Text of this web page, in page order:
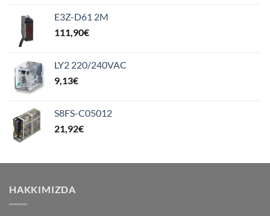
E3Z-D61 2M
111,90€
LY2 220/240VAC
9,13€
S8FS-C05012
21,92€
HAKKIMIZDA